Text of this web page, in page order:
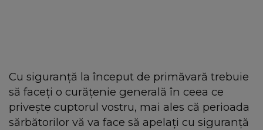
Cu siguranță la început de primăvară trebuie
să faceți o curățenie generală în ceea ce
privește cuptorul vostru, mai ales că perioada
sărbătorilor vă va face să apelați cu siguranță